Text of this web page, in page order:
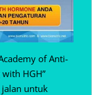
of Anti-
HGH”
jalan untuk